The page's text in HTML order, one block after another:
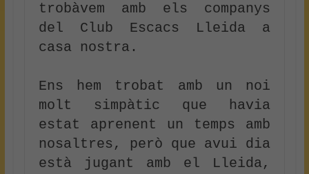
trobàvem amb els companys
del Club Escacs Lleida a
casa nostra.
Ens hem trobat amb un noi
molt simpàtic que havia
estat aprenent un temps amb
nosaltres, però que avui dia
està jugant amb el Lleida,